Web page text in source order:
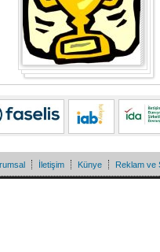
İletişim Künye Reklam ve